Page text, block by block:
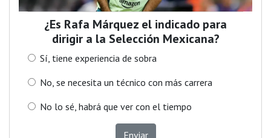
¿Es Rafa Márquez el indicado para
dirigir a la Selección Mexicana?
Sí, tiene experiencia de sobra
No, se necesita un técnico con más carrera
No lo sé, habrá que ver con el tiempo
Enviar